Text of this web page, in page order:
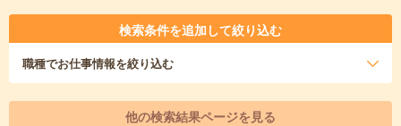
検索条件を追加して絞り込む
職種でお仕事情報を絞り込む
他の検索結果ページを見る